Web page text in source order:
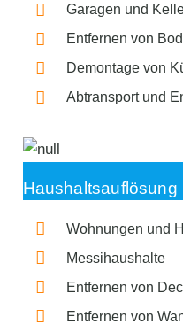
Garagen und
Entfernen von
Demontage von
Abtransport und
Haushaltsauflösung
Wohnungen und
Messihaushalte
Entfernen von
Entfernen von